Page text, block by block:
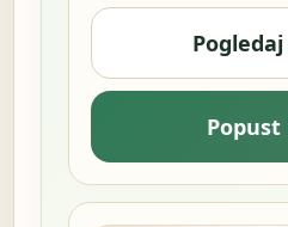
Popust